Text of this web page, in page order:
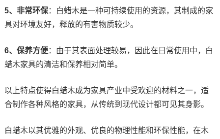
5、非常环保：白蜡木是一种可持续使用的资源，其制成的家
具对环境友好，释放的有害物质较少。
6、保养方便：由于其表面处理较易，因此在日常使用中，白
蜡木家具的清洁和保养相对简单。
以上特点使得白蜡木成为家具产业中受欢迎的材料之一，适
合制作各种风格的家具，从传统到现代设计都可见其身影。
白蜡木以其优雅的外观、优良的物理性能和环保性能，在木